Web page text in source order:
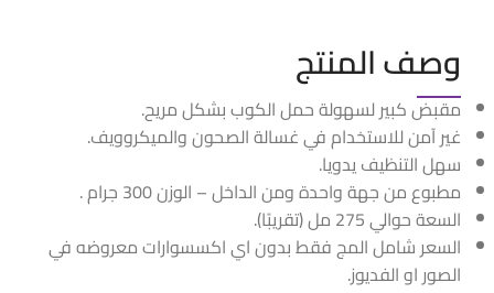
وصف المنتج
مقبض كبير لسهولة حمل الكوب بشكل مريح.
غير آمن للاستخدام في غسالة الصحون والميكروويف.
سهل التنظيف يدويا.
مطبوع من جهة واحدة ومن الداخل – الوزن 300 جرام .
السعة حوالي 275 مل (تقريبًا).
السعر شامل المج فقط بدون اي اكسسوارات معروضه في
الصور او الفديوز.